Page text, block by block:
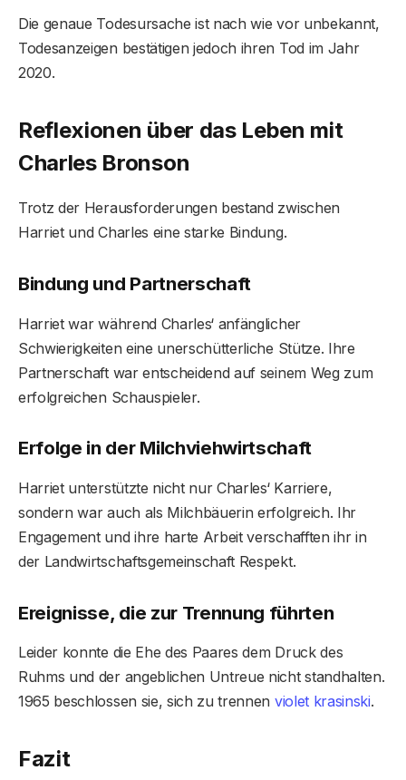
Die genaue Todesursache ist nach wie vor unbekannt,
Todesanzeigen bestätigen jedoch ihren Tod im Jahr
2020.
Reflexionen über das Leben mit
Charles Bronson
Trotz der Herausforderungen bestand zwischen
Harriet und Charles eine starke Bindung.
Bindung und Partnerschaft
Harriet war während Charles‘ anfänglicher
Schwierigkeiten eine unerschütterliche Stütze. Ihre
Partnerschaft war entscheidend auf seinem Weg zum
erfolgreichen Schauspieler.
Erfolge in der Milchviehwirtschaft
Harriet unterstützte nicht nur Charles‘ Karriere,
sondern war auch als Milchbäuerin erfolgreich. Ihr
Engagement und ihre harte Arbeit verschafften ihr in
der Landwirtschaftsgemeinschaft Respekt.
Ereignisse, die zur Trennung führten
Leider konnte die Ehe des Paares dem Druck des
Ruhms und der angeblichen Untreue nicht standhalten.
1965 beschlossen sie, sich zu trennen violet krasinski.
Fazit